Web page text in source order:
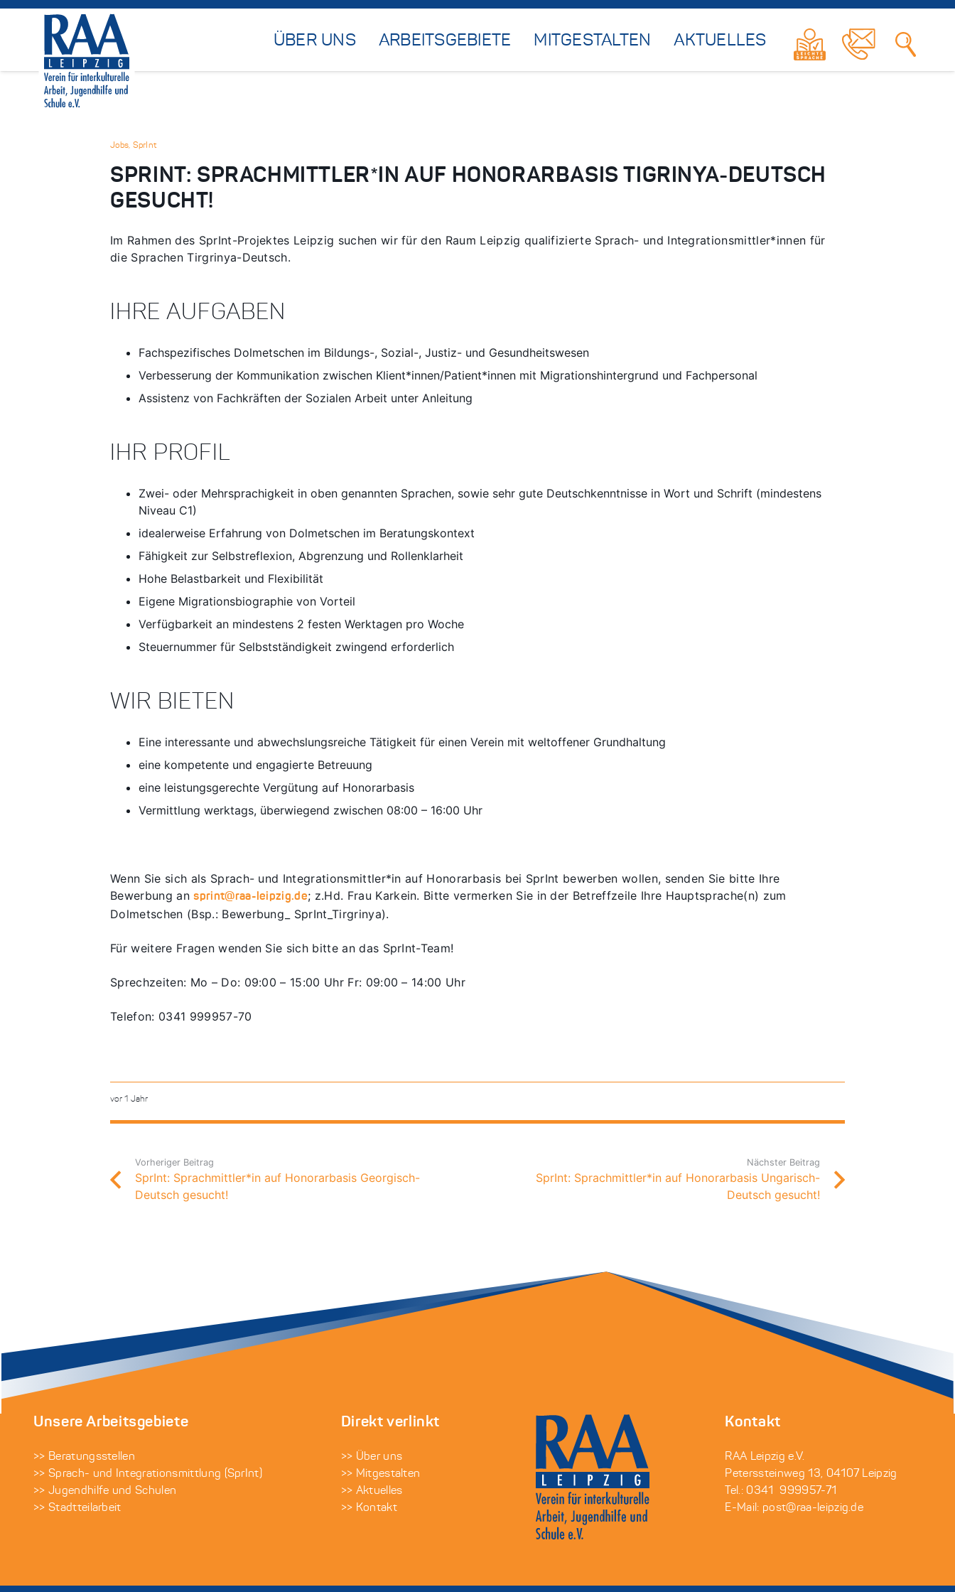
ÜBER UNS ARBEITSGEBIETE MITGESTALTEN AKTUELLES
Jobs, SprInt
SPRINT: SPRACHMITTLER*IN AUF HONORARBASIS TIGRINYA-DEUTSCH
GESUCHT!
Im Rahmen des SprInt-Projektes Leipzig suchen wir für den Raum Leipzig qualifizierte Sprach- und Integrationsmittler*innen für
die Sprachen Tirgrinya-Deutsch.
IHRE AUFGABEN
Fachspezifisches Dolmetschen im Bildungs-, Sozial-, Justiz- und Gesundheitswesen
Verbesserung der Kommunikation zwischen Klient*innen/Patient*innen mit Migrationshintergrund und Fachpersonal
Assistenz von Fachkräften der Sozialen Arbeit unter Anleitung
IHR PROFIL
Zwei- oder Mehrsprachigkeit in oben genannten Sprachen, sowie sehr gute Deutschkenntnisse in Wort und Schrift (mindestens
Niveau C1)
idealerweise Erfahrung von Dolmetschen im Beratungskontext
Fähigkeit zur Selbstreflexion, Abgrenzung und Rollenklarheit
Hohe Belastbarkeit und Flexibilität
Eigene Migrationsbiographie von Vorteil
Verfügbarkeit an mindestens 2 festen Werktagen pro Woche
Steuernummer für Selbstständigkeit zwingend erforderlich
WIR BIETEN
Eine interessante und abwechslungsreiche Tätigkeit für einen Verein mit weltoffener Grundhaltung
eine kompetente und engagierte Betreuung
eine leistungsgerechte Vergütung auf Honorarbasis
Vermittlung werktags, überwiegend zwischen 08:00 – 16:00 Uhr
Wenn Sie sich als Sprach- und Integrationsmittler*in auf Honorarbasis bei SprInt bewerben wollen, senden Sie bitte Ihre
Bewerbung ansprint@raa-leipzig.de; z.Hd. Frau Karkein. Bitte vermerken Sie in der Betreffzeile Ihre Hauptsprache(n) zum
Dolmetschen (Bsp.: Bewerbung_ SprInt_Tirgrinya).
Für weitere Fragen wenden Sie sich bitte an das SprInt-Team!
Sprechzeiten: Mo – Do: 09:00 – 15:00 Uhr Fr: 09:00 – 14:00 Uhr
Telefon: 0341 999957-70
vor 1 Jahr
Vorheriger Beitrag
SprInt: Sprachmittler*in auf Honorarbasis Georgisch-
Deutsch gesucht!
Nächster Beitrag
SprInt: Sprachmittler*in auf Honorarbasis Ungarisch-
Deutsch gesucht!
Unsere Arbeitsgebiete
>> Beratungsstellen
>> Sprach- und Integrationsmittlung (SprInt)
>> Jugendhilfe und Schulen
>> Stadtteilarbeit
Direkt verlinkt
>> Über uns
>> Mitgestalten
>> Aktuelles
>> Kontakt
Kontakt
RAA Leipzig e.V.
Peterssteinweg 13, 04107 Leipzig
Tel.: 0341 999957-71
E-Mail: post@raa-leipzig.de